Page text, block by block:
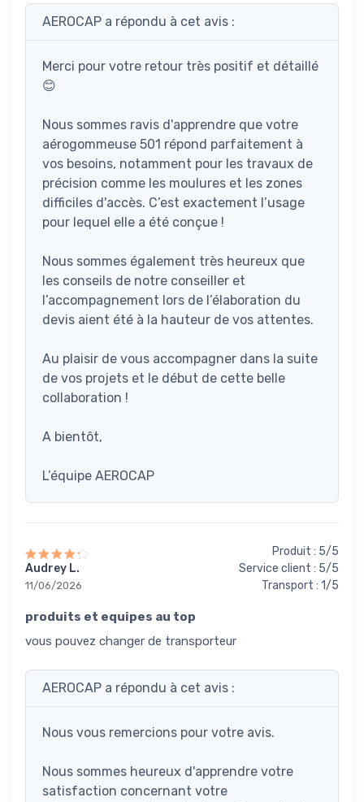
AEROCAP a répondu à cet avis :
Merci pour votre retour très positif et détaillé
😊
Nous sommes ravis d'apprendre que votre
aérogommeuse 501 répond parfaitement à
vos besoins, notamment pour les travaux de
précision comme les moulures et les zones
difficiles d'accès. C’est exactement l’usage
pour lequel elle a été conçue !
Nous sommes également très heureux que
les conseils de notre conseiller et
l’accompagnement lors de l’élaboration du
devis aient été à la hauteur de vos attentes.
Au plaisir de vous accompagner dans la suite
de vos projets et le début de cette belle
collaboration !
A bientôt,
L’équipe AEROCAP
Audrey L.
11/06/2026
Produit : 5/5
Service client : 5/5
Transport : 1/5
produits et equipes au top
vous pouvez changer de transporteur
AEROCAP a répondu à cet avis :
Nous vous remercions pour votre avis.
Nous sommes heureux d'apprendre votre
satisfaction concernant votre